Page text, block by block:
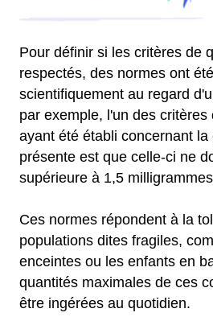
Pour définir si les critères de
respectés, des normes ont
scientifiquement au regard
par exemple, l'un des critères
ayant été établi concernant
présente est que celle-ci ne
supérieure à 1,5
Ces normes répondent à la
populations dites fragiles,
enceintes ou les enfants en
quantités maximales de ces
être ingérées au quotidien.